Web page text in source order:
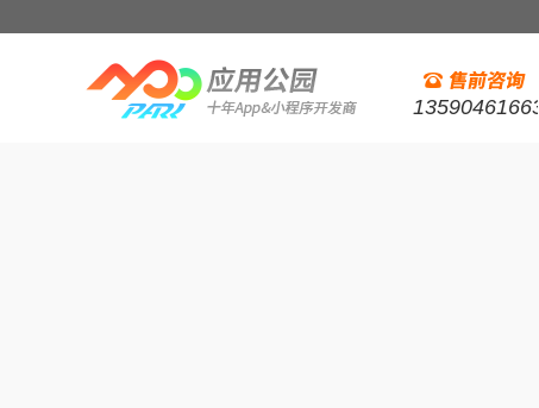
13590461663